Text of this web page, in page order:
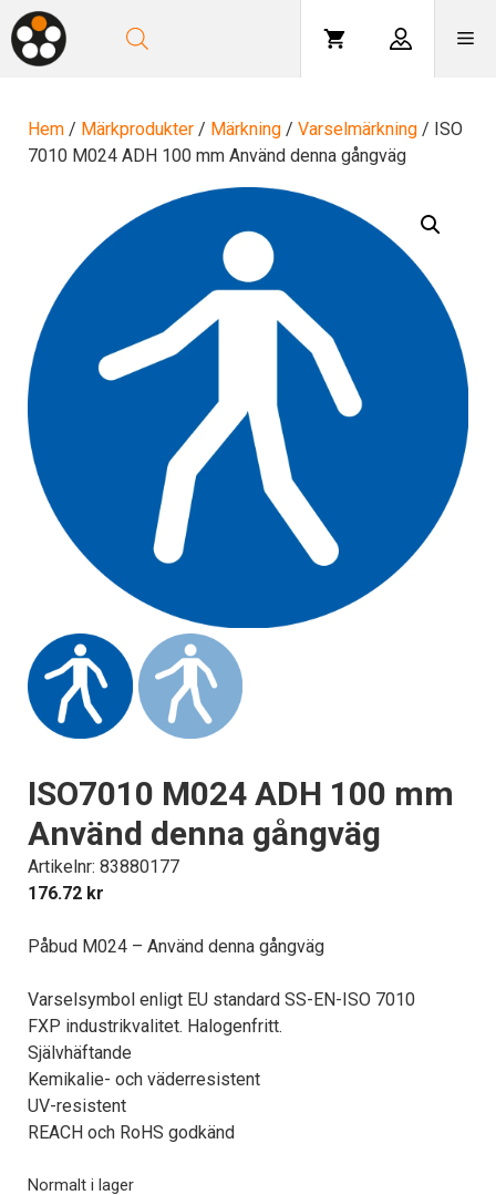
Hoppa
till
innehåll
Hem / Märkprodukter / Märkning / Varselmärkning / ISO
7010 M024 ADH 100 mm Använd denna gångväg
ISO7010 M024 ADH 100 mm
Använd denna gångväg
Artikelnr: 83880177
176.72 kr
Påbud M024 – Använd denna gångväg
Varselsymbol enligt EU standard SS-EN-ISO 7010
FXP industrikvalitet. Halogenfritt.
Självhäftande
Kemikalie- och väderresistent
UV-resistent
REACH och RoHS godkänd
Normalt i lager